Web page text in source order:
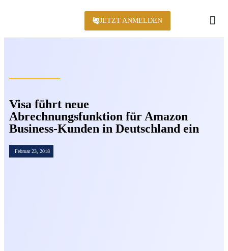
JETZT ANMELDEN
Visa führt neue
Abrechnungsfunktion für Amazon
Business-Kunden in Deutschland ein
Februar 23, 2018